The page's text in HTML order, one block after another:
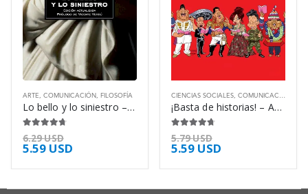
ARTE , COMUNICACIÓN , FILOSOFÍA
Lo bello y lo siniestro – Eugenio Trías
6.29USD
5.59 USD
CIENCIAS SOCIALES, COMUNICACIÓN
¡Basta de historias! – Andrés Oppenheimer
5.79USD
5.59 USD